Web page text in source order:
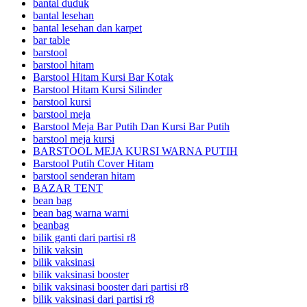
bantal duduk
bantal lesehan
bantal lesehan dan karpet
bar table
barstool
barstool hitam
Barstool Hitam Kursi Bar Kotak
Barstool Hitam Kursi Silinder
barstool kursi
barstool meja
Barstool Meja Bar Putih Dan Kursi Bar Putih
barstool meja kursi
BARSTOOL MEJA KURSI WARNA PUTIH
Barstool Putih Cover Hitam
barstool senderan hitam
BAZAR TENT
bean bag
bean bag warna warni
beanbag
bilik ganti dari partisi r8
bilik vaksin
bilik vaksinasi
bilik vaksinasi booster
bilik vaksinasi booster dari partisi r8
bilik vaksinasi dari partisi r8